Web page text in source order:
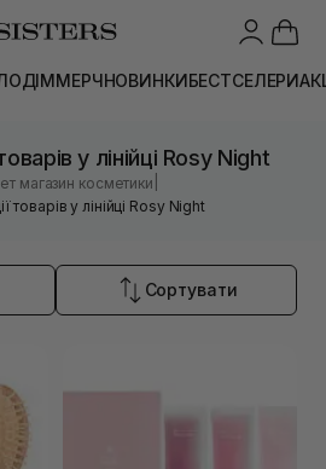
ДІММЕРЧНОВИНКИБЕСТСЕЛЕРИ
у лінійці Rosy Night
магазин косметики
товарів у лінійці Rosy Night
Сортувати